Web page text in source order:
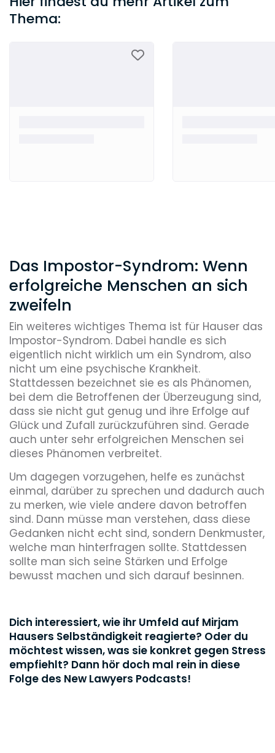
Thema:
Das Impostor-Syndrom: Wenn
erfolgreiche Menschen an sich
zweifeln
Ein weiteres wichtiges Thema ist für Hauser das
Impostor-Syndrom. Dabei handle es sich
eigentlich nicht wirklich um ein Syndrom, also
nicht um eine psychische Krankheit.
Stattdessen bezeichnet sie es als Phänomen,
bei dem die Betroffenen der Überzeugung sind,
dass sie nicht gut genug und ihre Erfolge auf
Glück und Zufall zurückzuführen sind. Gerade
auch unter sehr erfolgreichen Menschen sei
dieses Phänomen verbreitet.
Um dagegen vorzugehen, helfe es zunächst
einmal, darüber zu sprechen und dadurch auch
zu merken, wie viele andere davon betroffen
sind. Dann müsse man verstehen, dass diese
Gedanken nicht echt sind, sondern Denkmuster,
welche man hinterfragen sollte. Stattdessen
sollte man sich seine Stärken und Erfolge
bewusst machen und sich darauf besinnen.
Dich interessiert, wie ihr Umfeld auf Mirjam
Hausers Selbständigkeit reagierte? Oder du
möchtest wissen, was sie konkret gegen Stress
empfiehlt? Dann hör doch mal rein in diese
Folge des New Lawyers Podcasts!